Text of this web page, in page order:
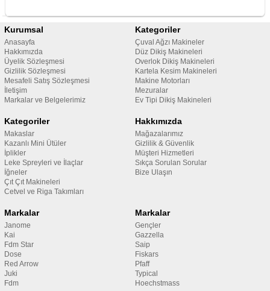
Kurumsal
Anasayfa
Hakkımızda
Üyelik Sözleşmesi
Gizlilik Sözleşmesi
Mesafeli Satış Sözleşmesi
İletişim
Markalar ve Belgelerimiz
Kategoriler
Çuval Ağzı Makineler
Düz Dikiş Makineleri
Overlok Dikiş Makineleri
Kartela Kesim Makineleri
Makine Motorları
Mezuralar
Ev Tipi Dikiş Makineleri
Kategoriler
Makaslar
Kazanlı Mini Ütüler
İplikler
Leke Spreyleri ve İlaçlar
İğneler
Çıt Çıt Makineleri
Cetvel ve Riga Takımları
Hakkımızda
Mağazalarımız
Gizlilik & Güvenlik
Müşteri Hizmetleri
Sıkça Sorulan Sorular
Bize Ulaşın
Markalar
Janome
Kai
Fdm Star
Dose
Red Arrow
Juki
Fdm
Markalar
Gençler
Gazzella
Saip
Fiskars
Pfaff
Typical
Hoechstmass